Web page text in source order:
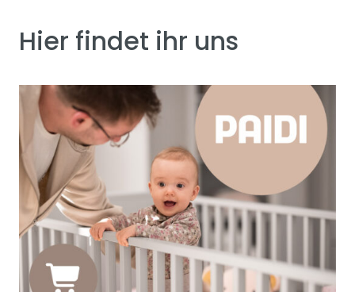
Hier findet ihr uns